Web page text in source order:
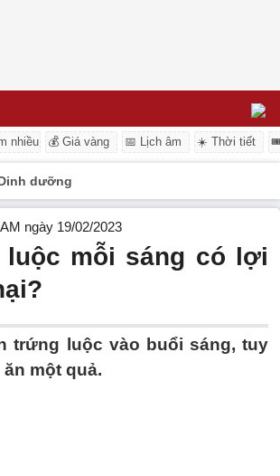
nhiều 💰 Giá vàng 📅 Lịch âm ☀️ Thời tiết
dưỡng
ngày 19/02/2023
mỗi sáng có lợi
trứng luộc vào buổi sáng, tuy
một quả.